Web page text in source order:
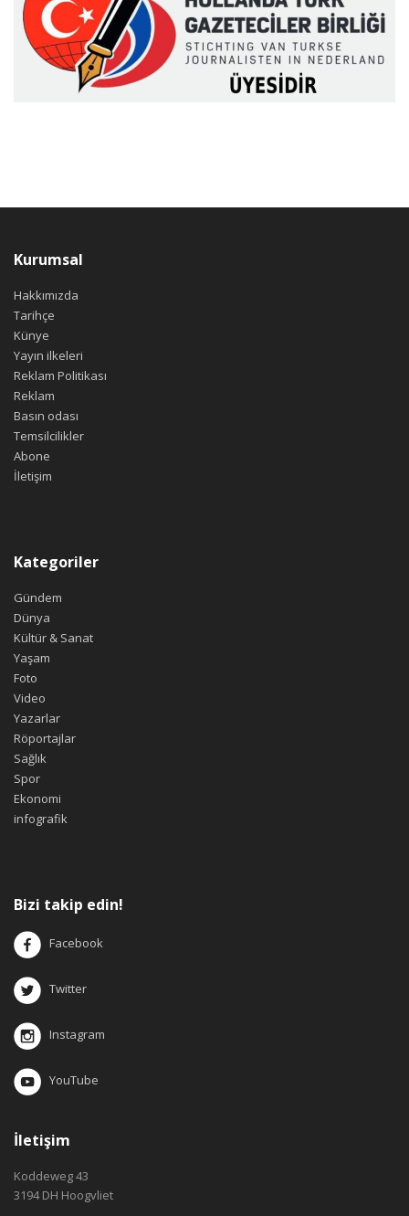
Kurumsal
Hakkımızda
Tarihçe
Künye
Yayın ilkeleri
Reklam Politikası
Reklam
Basın odası
Temsilcilikler
Abone
İletişim
Kategoriler
Gündem
Dünya
Kültür & Sanat
Yaşam
Foto
Video
Yazarlar
Röportajlar
Sağlık
Spor
Ekonomi
infografik
Bizi takip edin!
Facebook
Twitter
Instagram
YouTube
İletişim
Koddeweg 43
3194 DH Hoogvliet